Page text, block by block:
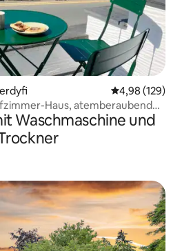
4,98 (129)
Haus, atemberaubende
Waschmaschine und